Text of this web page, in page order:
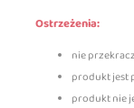
Ostrzeżenia:
​nie
produkt jest
produkt nie